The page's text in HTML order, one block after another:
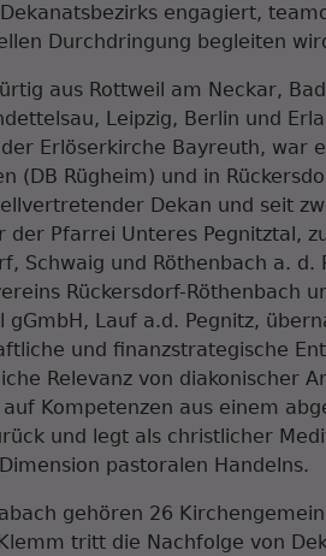
engagiert,
Durchdringung begleiten
aus Rottweil am Neckar,
Leipzig, Berlin und
Erlöserkirche Bayreuth, war
(DB Rügheim) und in
Dekan und seit
Pfarrei Unteres Pegnitztal,
Schwaig und Röthenbach a. d.
Rückersdorf-Röthenbach
gGmbH, Lauf a.d. Pegnitz,
und finanzstrategische
Relevanz von diakonischer
Kompetenzen aus einem
und legt als christlicher
pastoralen Handelns.
gehören 26
tritt die Nachfolge von